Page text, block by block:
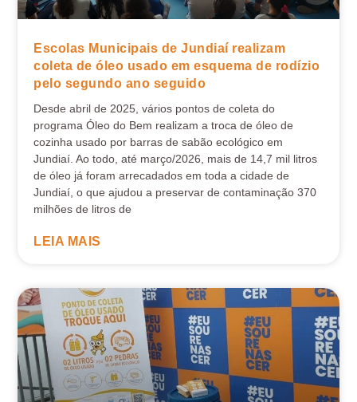
Escolas Municipais de Jundiaí realizam
coleta de óleo usado em esquema de rodízio
pelo segundo ano seguido
Desde abril de 2025, vários pontos de coleta do
programa Óleo do Bem realizam a troca de óleo de
cozinha usado por barras de sabão ecológico em
Jundiaí. Ao todo, até março/2026, mais de 14,7 mil litros
de óleo já foram arrecadados em toda a cidade de
Jundiaí, o que ajudou a preservar de contaminação 370
milhões de litros de
LEIA MAIS